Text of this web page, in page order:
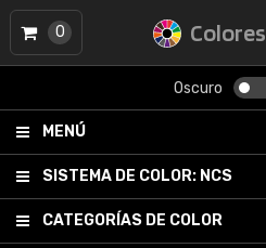
Colores
Oscuro
MENÚ
SISTEMA DE COLOR: NCS
CATEGORÍAS DE COLOR
0